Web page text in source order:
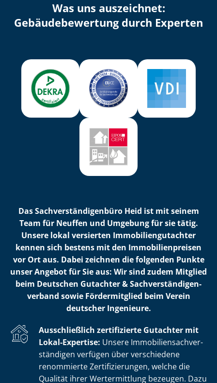
Was uns auszeichnet:
Ge­bäu­de­be­wer­tung durch Experten
Das Sach­ver­stän­di­gen­bü­ro Heid ist mit seinem
Team für Neuffen und Umgebung für sie tätig.
Unsere lokal versierten Im­mo­bi­li­en­gut­ach­ter
kennen sich bestens mit den Im­mo­bi­li­en­prei­sen
vor Ort aus. Dabei zeichnen die folgenden Punkte
unser Angebot für Sie aus: Wir sind zudem Mitglied
beim Deutschen Gutachter & Sach­ver­stän­di­gen­
ver­band sowie Fördermitglied beim Verein
deutscher Ingenieure.
Ausschließlich zertifizierte Gutachter mit
Lokal-Expertise: Unsere Im­mo­bi­li­en­sach­ver­
stän­di­gen verfügen über verschiedene
renommierte Zer­ti­fi­zie­run­gen, welche die
Qualität ihrer Wertermittlung bezeugen. Dazu